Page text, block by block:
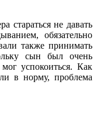
стараться не давать
обязательно
также принимать
сын был очень
успокоиться. Как
в норму, проблема